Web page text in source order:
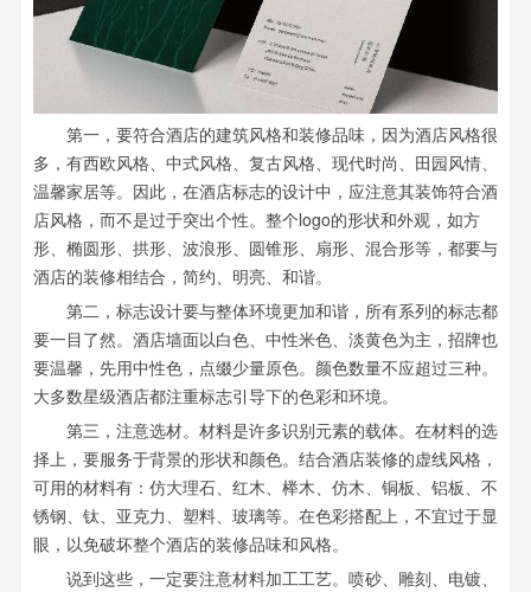
第一，要符合酒店的建筑风格和装修品味，因为酒店风格很
多，有西欧风格、中式风格、复古风格、现代时尚、田园风情、
温馨家居等。因此，在酒店标志的设计中，应注意其装饰符合酒
店风格，而不是过于突出个性。整个logo的形状和外观，如方
形、椭圆形、拱形、波浪形、圆锥形、扇形、混合形等，都要与
酒店的装修相结合，简约、明亮、和谐。
第二，标志设计要与整体环境更加和谐，所有系列的标志都
要一目了然。酒店墙面以白色、中性米色、淡黄色为主，招牌也
要温馨，先用中性色，点缀少量原色。颜色数量不应超过三种。
大多数星级酒店都注重标志引导下的色彩和环境。
第三，注意选材。材料是许多识别元素的载体。在材料的选
择上，要服务于背景的形状和颜色。结合酒店装修的虚线风格，
可用的材料有：仿大理石、红木、榉木、仿木、铜板、铝板、不
锈钢、钛、亚克力、塑料、玻璃等。在色彩搭配上，不宜过于显
眼，以免破坏整个酒店的装修品味和风格。
说到这些，一定要注意材料加工工艺。喷砂、雕刻、电镀、